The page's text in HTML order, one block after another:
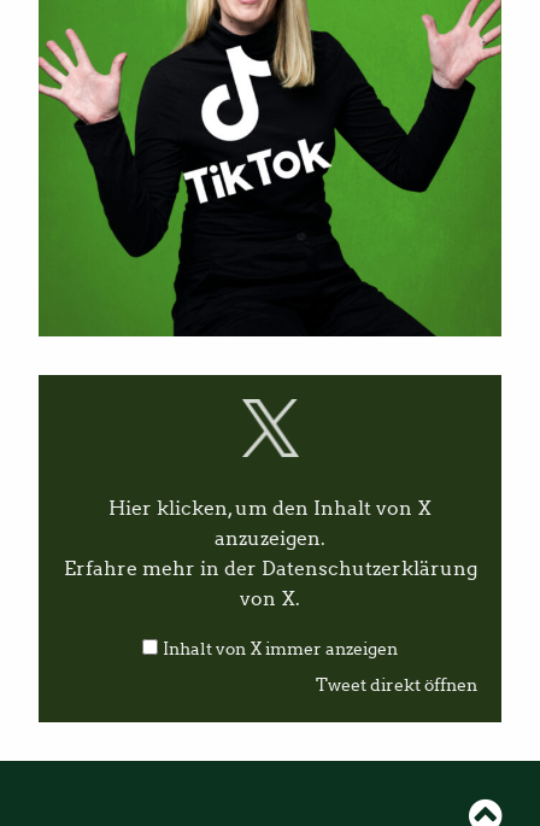
Hier klicken, um den Inhalt von X
anzuzeigen.
Erfahre mehr in der Datenschutzerklärung
von X.
Inhalt von X immer anzeigen
Tweet direkt öffnen